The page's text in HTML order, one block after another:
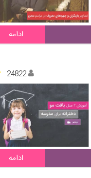
ادامه
24822
ادامه